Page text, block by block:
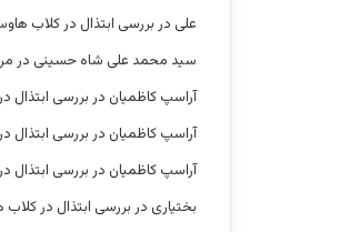
علی در بررسی ابتذال در کلاب
سید محمد علی شاه حسینی در
آراسپ کاظمیان در بررسی ابتذال
آراسپ کاظمیان در بررسی ابتذال
آراسپ کاظمیان در بررسی ابتذال
بختیاری در بررسی ابتذال در